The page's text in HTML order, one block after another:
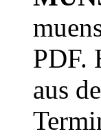
PDF.
aus